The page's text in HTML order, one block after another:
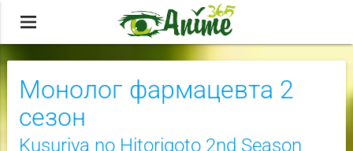
menu
Монолог фармацевта 2
сезон
Kusuriya no Hitorigoto 2nd Season